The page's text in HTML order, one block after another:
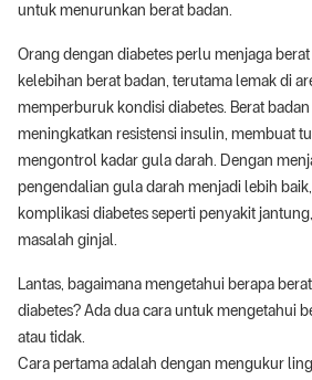
untuk menurunkan berat badan.
Orang dengan diabetes perlu menjaga
kelebihan berat badan, terutama lemak di
memperburuk kondisi diabetes. Berat
meningkatkan resistensi insulin, membuat
mengontrol kadar gula darah. Dengan
pengendalian gula darah menjadi lebih
komplikasi diabetes seperti penyakit
masalah ginjal.
Lantas, bagaimana mengetahui berapa
diabetes? Ada dua cara untuk mengetahui
atau tidak.
Cara pertama adalah dengan mengukur